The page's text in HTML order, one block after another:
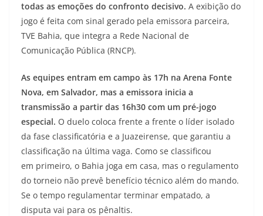
todas as emoções do confronto decisivo. A exibição do
jogo é feita com sinal gerado pela emissora parceira,
TVE Bahia, que integra a Rede Nacional de
Comunicação Pública (RNCP).
As equipes entram em campo às 17h na Arena Fonte
Nova, em Salvador, mas a emissora inicia a
transmissão a partir das 16h30 com um pré-jogo
especial. O duelo coloca frente a frente o líder isolado
da fase classificatória e a Juazeirense, que garantiu a
classificação na última vaga. Como se classificou
em primeiro, o Bahia joga em casa, mas o regulamento
do torneio não prevê benefício técnico além do mando.
Se o tempo regulamentar terminar empatado, a
disputa vai para os pênaltis.